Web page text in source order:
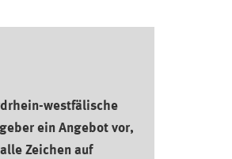
westfälische
ein Angebot vor,
Zeichen auf